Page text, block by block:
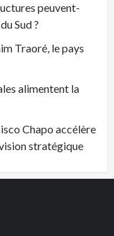
peuvent-
Sud ?
Traoré, le pays
alimentent la
Chapo accélère
stratégique